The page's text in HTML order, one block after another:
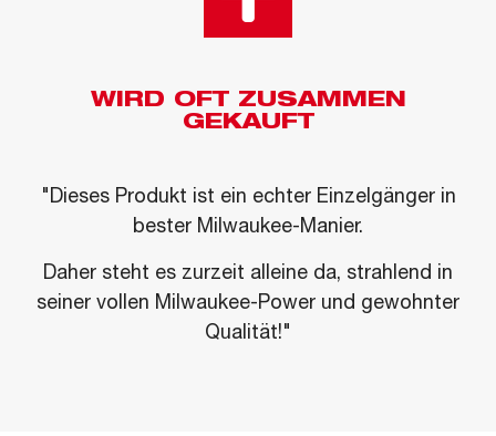
WIRD OFT ZUSAMMEN
GEKAUFT
"Dieses Produkt ist ein echter Einzelgänger in
bester Milwaukee-Manier.
Daher steht es zurzeit alleine da, strahlend in
seiner vollen Milwaukee-Power und gewohnter
Qualität!"